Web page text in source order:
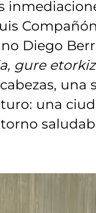
Diego
gure
una
una